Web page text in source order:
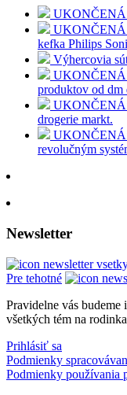
UKONČENÁ:
UKONČENÁ
kefka Philips
Výhercovia
produktov od dm
UKONČENÁ:
drogerie markt.
UKONČENÁ:
revolučným
Newsletter
Pre tehotné
Pravidelne vás
všetkých tém na
Prihlásiť sa
Podmienky
Podmienky používania